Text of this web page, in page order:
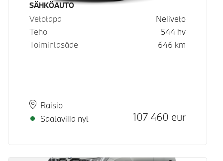
Käyttövoima
SÄHKÖAUTO
Vetotapa
Neliveto
Teho
544 hv
Toimintasäde
646 km
Paikkakunta
Raisio
Toimitusaika
Saatavilla nyt
Hinta
107 460 eur